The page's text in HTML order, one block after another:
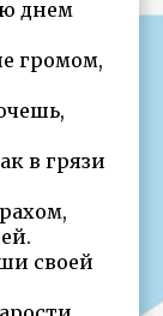
днем
громом,
в грязи
своей